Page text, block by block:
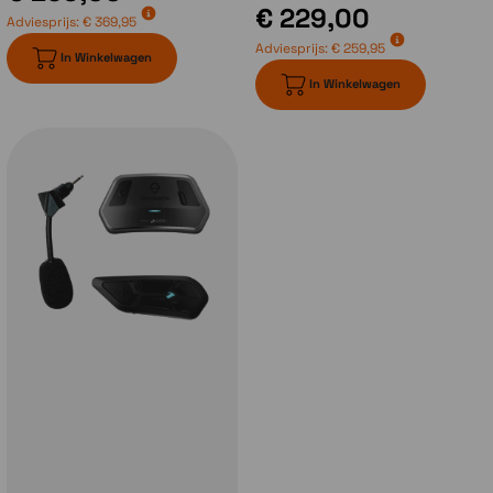
Communicatiesysteem
communicatiesysteem geïntroduceerd.
Het
Schuberth SC2 systeem
ontwikkeld in samenwerking met Sena en
bestaat uit de module zelf welk achterop de
op de antennes en de headset. Aan de zijkant
van de helm komt de afstandsbediening te
Adviesprijs:€ 369,95
In Winkelwagen
€ 229,00
Adviesprijs:€ 259,95
In Winkelwagen